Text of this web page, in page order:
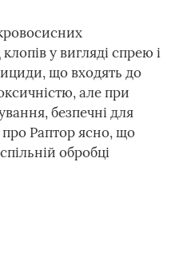
у вигляді спрею і
що входять до
але при
безпечні для
про Раптор ясно, що
обробці